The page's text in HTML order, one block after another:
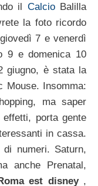
il CalcioBalilla
la foto ricordo
7 e venerdì
9 e domenica 10
giugno, è stata la
Mouse. Insomma:
ma saper
porta gente
in cassa.
numeri. Saturn,
anche Prenatal,
est disney ,